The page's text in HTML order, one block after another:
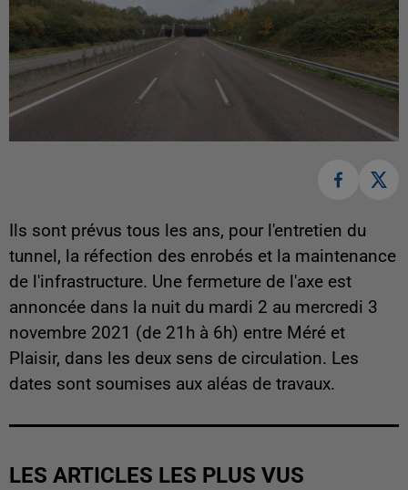
Ils sont prévus tous les ans, pour l'entretien du
tunnel, la réfection des enrobés et la maintenance
de l'infrastructure. Une fermeture de l'axe est
annoncée dans la nuit du mardi 2 au mercredi 3
novembre 2021 (de 21h à 6h) entre Méré et
Plaisir, dans les deux sens de circulation. Les
dates sont soumises aux aléas de travaux.
LES ARTICLES LES PLUS VUS